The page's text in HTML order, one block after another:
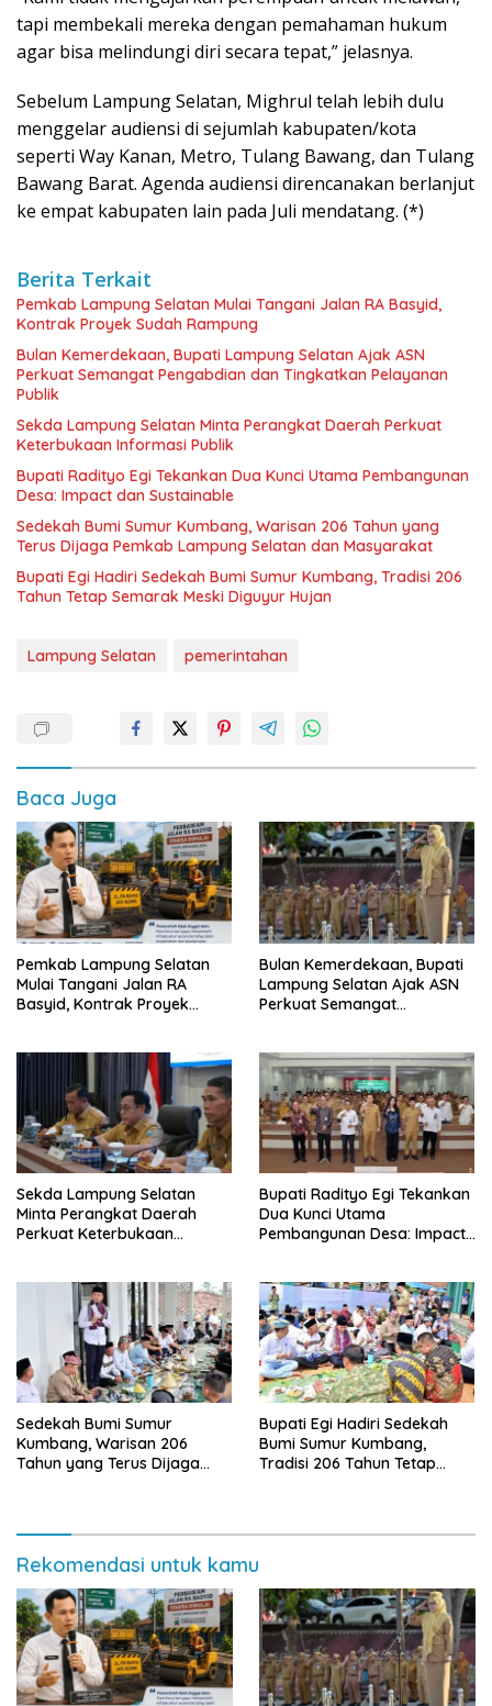
tapi membekali mereka dengan pemahaman hukum
agar bisa melindungi diri secara tepat,” jelasnya.
Sebelum Lampung Selatan, Mighrul telah lebih dulu
menggelar audiensi di sejumlah kabupaten/kota
seperti Way Kanan, Metro, Tulang Bawang, dan Tulang
Bawang Barat. Agenda audiensi direncanakan berlanjut
ke empat kabupaten lain pada Juli mendatang. (*)
Berita Terkait
Pemkab Lampung Selatan Mulai Tangani Jalan RA Basyid,
Kontrak Proyek Sudah Rampung
Bulan Kemerdekaan, Bupati Lampung Selatan Ajak ASN
Perkuat Semangat Pengabdian dan Tingkatkan Pelayanan
Publik
Sekda Lampung Selatan Minta Perangkat Daerah Perkuat
Keterbukaan Informasi Publik
Bupati Radityo Egi Tekankan Dua Kunci Utama Pembangunan
Desa: Impact dan Sustainable
Sedekah Bumi Sumur Kumbang, Warisan 206 Tahun yang
Terus Dijaga Pemkab Lampung Selatan dan Masyarakat
Bupati Egi Hadiri Sedekah Bumi Sumur Kumbang, Tradisi 206
Tahun Tetap Semarak Meski Diguyur Hujan
Lampung Selatan pemerintahan
Baca Juga
Pemkab Lampung Selatan
Mulai Tangani Jalan RA
Basyid, Kontrak Proyek
Bulan Kemerdekaan, Bupati
Lampung Selatan Ajak ASN
Perkuat Semangat
Sekda Lampung Selatan
Minta Perangkat Daerah
Perkuat Keterbukaan
Bupati Radityo Egi Tekankan
Dua Kunci Utama
Pembangunan Desa: Impact
Sedekah Bumi Sumur
Kumbang, Warisan 206
Tahun yang Terus Dijaga
Bupati Egi Hadiri Sedekah
Bumi Sumur Kumbang,
Tradisi 206 Tahun Tetap
Rekomendasi untuk kamu